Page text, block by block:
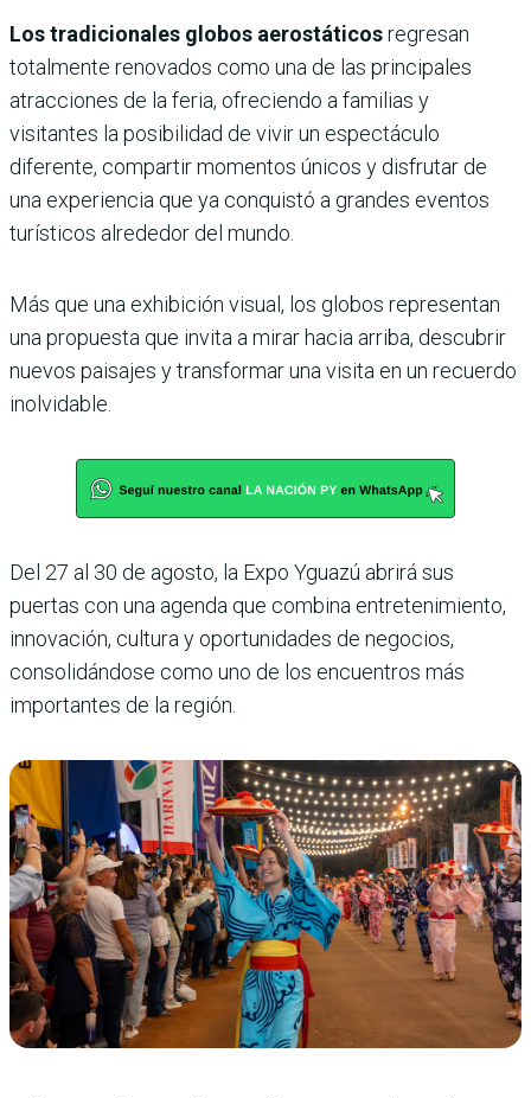
Los tradicionales globos aerostáticosregresan
totalmente renovados como una de las principales
atracciones de la feria, ofreciendo a familias y
visitantes la posibilidad de vivir un espectáculo
diferente, compartir momentos únicos y disfrutar de
una experiencia que ya conquistó a grandes eventos
turísticos alrededor del mundo.
Más que una exhibición visual, los globos representan
una propuesta que invita a mirar hacia arriba, descubrir
nuevos paisajes y transformar una visita en un recuerdo
inolvidable.
Del 27 al 30 de agosto, la Expo Yguazú abrirá sus
puertas con una agenda que combina entretenimiento,
innovación, cultura y oportunidades de negocios,
consolidándose como uno de los encuentros más
importantes de la región.